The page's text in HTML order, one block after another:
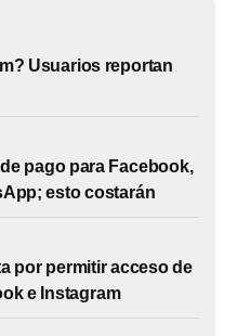
Usuarios reportan
pago para Facebook,
esto costarán
por permitir acceso de
e Instagram